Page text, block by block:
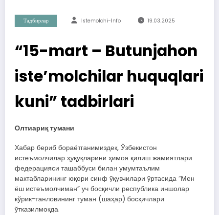
Тадбирлар Istemolchi-Info 19.03.2025
“15-mart – Butunjahon
iste’molchilar huquqlari
kuni” tadbirlari
Олтиариқ тумани
Хабар бериб бораётганимиздек, Ўзбекистон
истеъмолчилар ҳуқуқларини ҳимоя қилиш жамиятлари
федерацияси ташаббуси билан умумтаълим
мактабларининг юқори синф ўқувчилари ўртасида “Мен
ёш истеъмолчиман” уч босқичли республика иншолар
кўрик-танловининг туман (шаҳар) босқичлари
ўтказилмоқда.